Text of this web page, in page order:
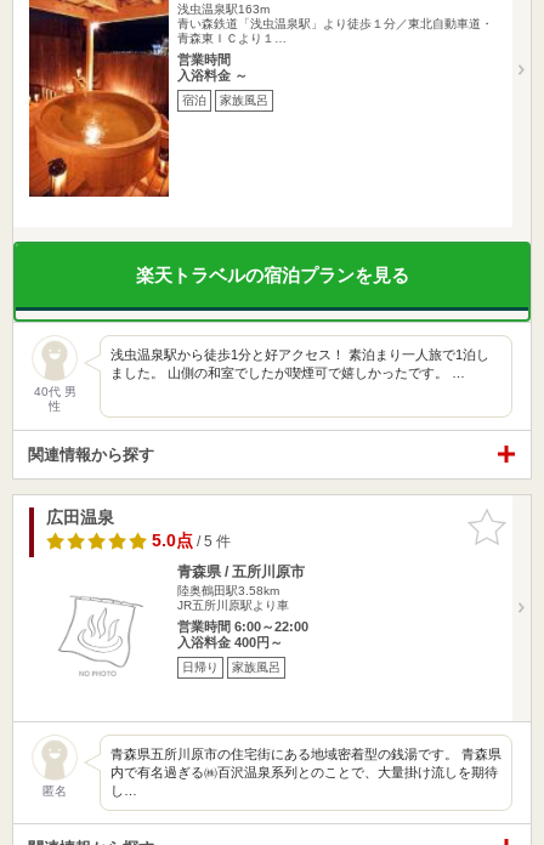
浅虫温泉駅163m
青い森鉄道「浅虫温泉駅」より徒歩１分／東北自動車道・
青森東ＩＣより１…
営業時間
入浴料金 ～
宿泊 家族風呂
楽天トラベルの宿泊プランを見る
40代 男
性
浅虫温泉駅から徒歩1分と好アクセス！ 素泊まり一人旅で1泊し
ました。 山側の和室でしたが喫煙可で嬉しかったです。 …
関連情報から探す
お気に入
りに追加
広田温泉
5.0点/ 5 件
青森県 / 五所川原市
陸奥鶴田駅3.58km
JR五所川原駅より車
営業時間 6:00～22:00
入浴料金 400円～
日帰り 家族風呂
匿名
青森県五所川原市の住宅街にある地域密着型の銭湯です。 青森県
内で有名過ぎる㈱百沢温泉系列とのことで、大量掛け流しを期待
し…